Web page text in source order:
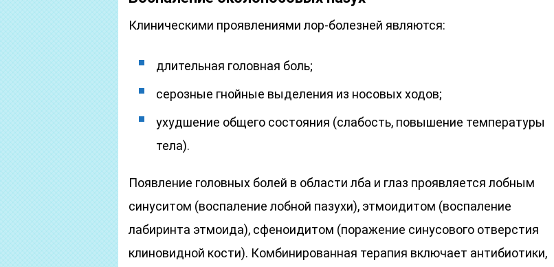
Клиническими проявлениями лор-болезней являются:
длительная головная боль;
серозные гнойные выделения из носовых ходов;
ухудшение общего состояния (слабость, повышение температуры
тела).
Появление головных болей в области лба и глаз проявляется лобным
синуситом (воспаление лобной пазухи), этмоидитом (воспаление
лабиринта этмоида), сфеноидитом (поражение синусового отверстия
клиновидной кости). Комбинированная терапия включает антибиотики,